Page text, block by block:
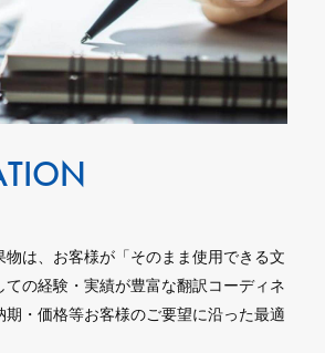
物は、お客様が「そのまま使用できる文
ての経験・実績が豊富な翻訳コーディネ
期・価格等お客様のご要望に沿った最適